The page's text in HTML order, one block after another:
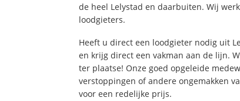
de heel Lelystad en daarbuiten. Wij
loodgieters.
Heeft u direct een loodgieter nodig uit
en krijg direct een vakman aan de lijn.
ter plaatse! Onze goed opgeleide
verstoppingen of andere ongemakken
voor een redelijke prijs.